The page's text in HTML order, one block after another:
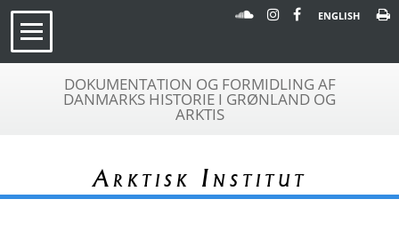
ENGLISH
DOKUMENTATION OG FORMIDLING AF
DANMARKS HISTORIE I GRØNLAND OG
ARKTIS
Arktisk Institut